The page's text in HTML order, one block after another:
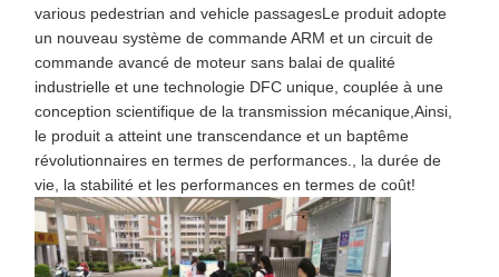
Composants de tournevis
various pedestrian and vehicle passagesLe produit adopte
un nouveau système de commande ARM et un circuit de
commande avancé de moteur sans balai de qualité
industrielle et une technologie DFC unique, couplée à une
conception scientifique de la transmission mécanique,Ainsi,
le produit a atteint une transcendance et un baptême
révolutionnaires en termes de performances., la durée de
vie, la stabilité et les performances en termes de coût!